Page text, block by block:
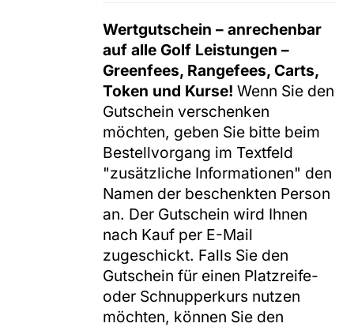
Wertgutschein – anrechenbar
auf alle Golf Leistungen –
Greenfees, Rangefees, Carts,
Token und Kurse! Wenn Sie den
Gutschein verschenken
möchten, geben Sie bitte beim
Bestellvorgang im Textfeld
"zusätzliche Informationen" den
Namen der beschenkten Person
an. Der Gutschein wird Ihnen
nach Kauf per E-Mail
zugeschickt. Falls Sie den
Gutschein für einen Platzreife-
oder Schnupperkurs nutzen
möchten, können Sie den